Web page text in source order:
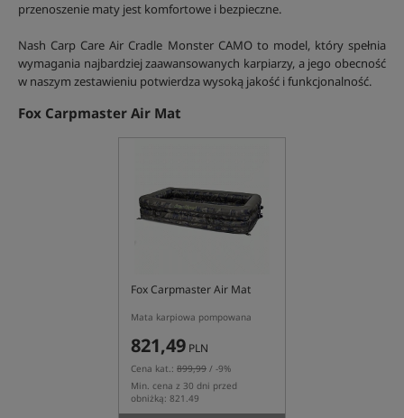
przenoszenie maty jest komfortowe i bezpieczne.
Nash Carp Care Air Cradle Monster CAMO to model, który spełnia
wymagania najbardziej zaawansowanych karpiarzy, a jego obecność
w naszym zestawieniu potwierdza wysoką jakość i funkcjonalność.
Fox Carpmaster Air Mat
Fox Carpmaster Air Mat
Mata karpiowa pompowana
821,49 PLN
Cena kat.: 899,99 / -9%
Min. cena z 30 dni przed
obniżką: 821.49